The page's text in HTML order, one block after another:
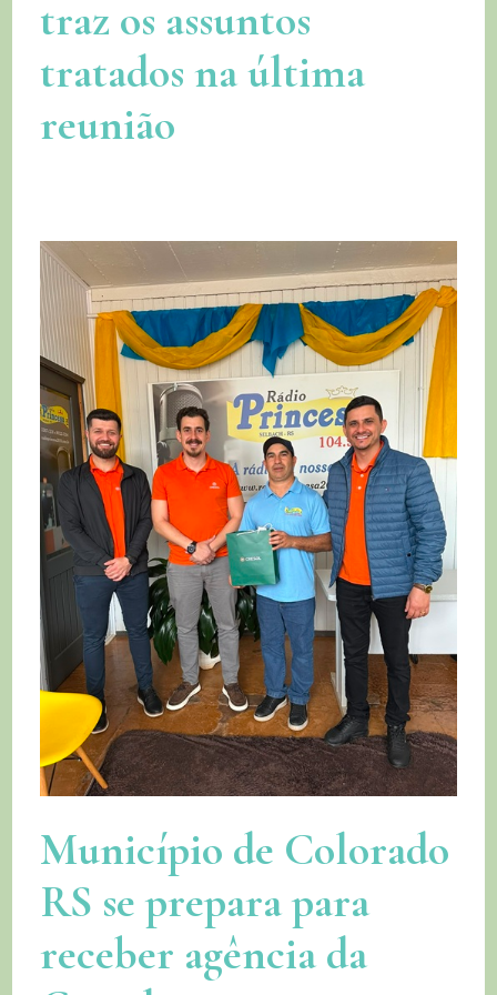
traz os assuntos
tratados na última
reunião
Município de Colorado
RS se prepara para
receber agência da